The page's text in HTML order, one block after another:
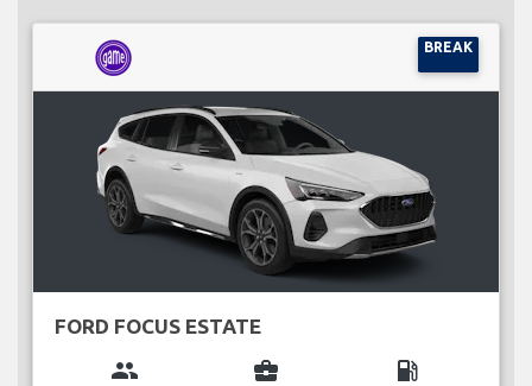
BREAK
FORD FOCUS ESTATE
group business_center local_gas_station